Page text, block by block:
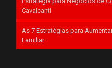
Cavalcanti
As 7 Estratégias para
Familiar